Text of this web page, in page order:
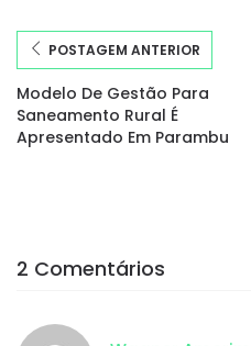
POSTAGEM ANTERIOR
Modelo De Gestão Para
Saneamento Rural É
Apresentado Em Parambu
2 Comentários